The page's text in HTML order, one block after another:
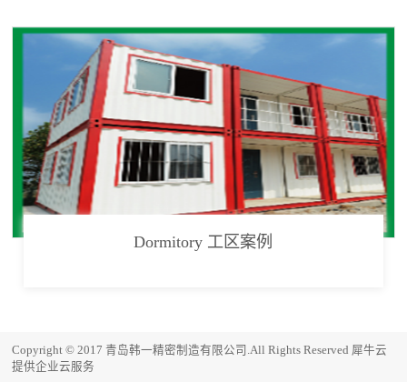
Dormitory 工区案例
Copyright © 2017 青岛韩一精密制造有限公司.All Rights Reserved 犀牛云
提供企业云服务